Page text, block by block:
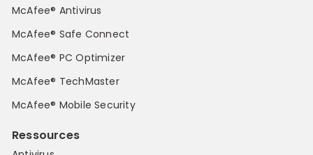
McAfee® Antivirus
McAfee® Safe Connect
McAfee® PC Optimizer
McAfee® TechMaster
McAfee® Mobile Security
Ressources